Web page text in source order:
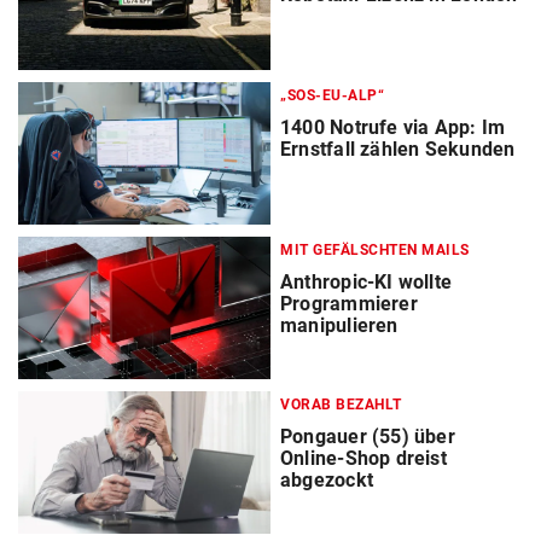
„SOS-EU-ALP“
1400 Notrufe via App: Im
Ernstfall zählen Sekunden
MIT GEFÄLSCHTEN MAILS
Anthropic-KI wollte
Programmierer
manipulieren
VORAB BEZAHLT
Pongauer (55) über
Online-Shop dreist
abgezockt